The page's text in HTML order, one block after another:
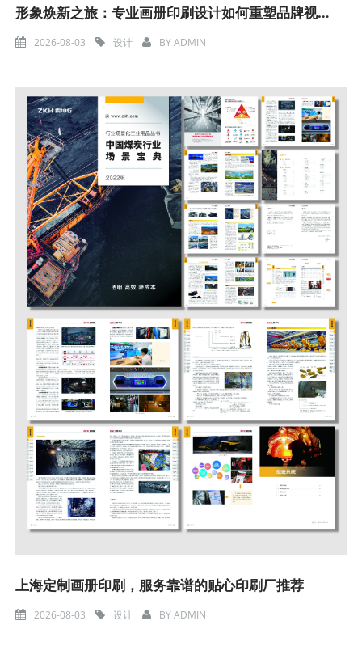
形象焕新之旅：专业画册印刷设计如何重塑品牌视觉魅力
2026-08-03 设计 BYADMIN
上海定制画册印刷，服务靠谱的贴心印刷厂推荐
2026-08-03 设计 BYADMIN